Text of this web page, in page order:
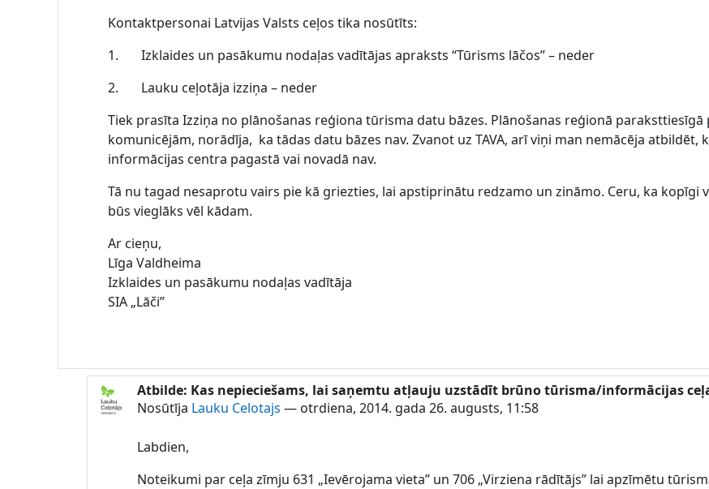
Kontaktpersonai Latvijas Valsts ceļos tika nosūtīts:
1. Izklaides un pasākumu nodaļas vadītājas apraksts “Tūrisms lāčos” – neder
2. Lauku ceļotāja izziņa – neder
Tiek prasīta Izziņa no plānošanas reģiona tūrisma datu bāzes. Plānošanas reģionā
komunicējām, norādīja, ka tādas datu bāzes nav. Zvanot uz TAVA, arī viņi man nemācēja
informācijas centra pagastā vai novadā nav.
Tā nu tagad nesaprotu vairs pie kā griezties, lai apstiprinātu redzamo un zināmo. Ceru, ka
būs vieglāks vēl kādam.
Ar cieņu,
Līga Valdheima
Izklaides un pasākumu nodaļas vadītāja
SIA „Lāči”
Atbildot uz Lauku Celotajs
Atbilde: Kas nepieciešams, lai saņemtu atļauju uzstādīt brūno tūrisma/informācijas
Nosūtīja Lauku Celotajs — otrdiena, 2014. gada 26. augusts, 11:58
Labdien,
Noteikumi par ceļa zīmju 631 „Ievērojama vieta” un 706 „Virziena rādītājs” lai apzīmētu